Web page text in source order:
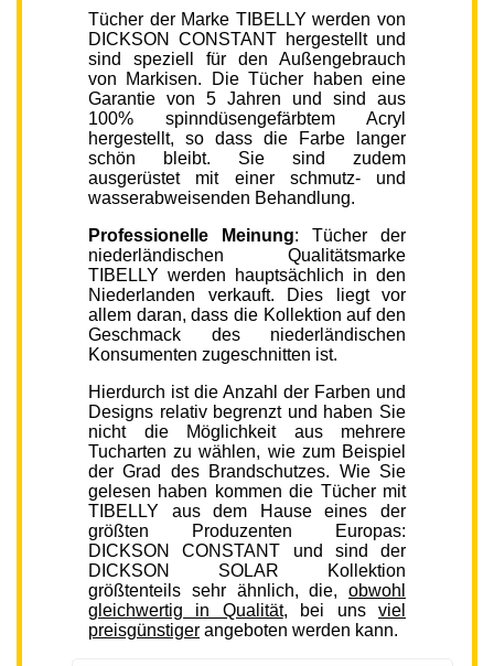
Tücher der Marke TIBELLY werden von
DICKSON CONSTANT hergestellt und
sind speziell für den Außengebrauch
von Markisen. Die Tücher haben eine
Garantie von 5 Jahren und sind aus
100% spinndüsengefärbtem Acryl
hergestellt, so dass die Farbe langer
schön bleibt. Sie sind zudem
ausgerüstet mit einer schmutz- und
wasserabweisenden Behandlung.
Professionelle Meinung: Tücher der
niederländischen Qualitätsmarke
TIBELLY werden hauptsächlich in den
Niederlanden verkauft. Dies liegt vor
allem daran, dass die Kollektion auf den
Geschmack des niederländischen
Konsumenten zugeschnitten ist.
Hierdurch ist die Anzahl der Farben und
Designs relativ begrenzt und haben Sie
nicht die Möglichkeit aus mehrere
Tucharten zu wählen, wie zum Beispiel
der Grad des Brandschutzes. Wie Sie
gelesen haben kommen die Tücher mit
TIBELLY aus dem Hause eines der
größten Produzenten Europas:
DICKSON CONSTANT und sind der
DICKSON SOLAR Kollektion
größtenteils sehr ähnlich, die, obwohl
gleichwertig in Qualität, bei unsviel
preisgünstiger angeboten werden kann.